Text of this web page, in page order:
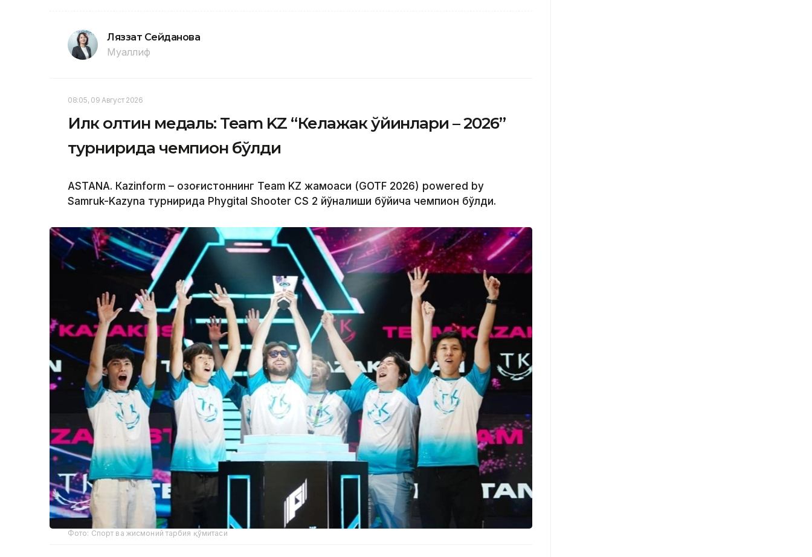
Ляззат Сейданова
Муаллиф
08:05, 09 Август 2026
Илк олтин медаль: Team KZ “Келажак ўйинлари – 2026”
турнирида чемпион бўлди
ASTANА. Кazinform – Қозоғистоннинг Team KZ жамоаси (GOTF 2026) powered by
Samruk-Kazyna турнирида Phygital Shooter CS 2 йўналиши бўйича чемпион бўлди.
Фото: Спорт ва жисмоний тарбия қўмитаси